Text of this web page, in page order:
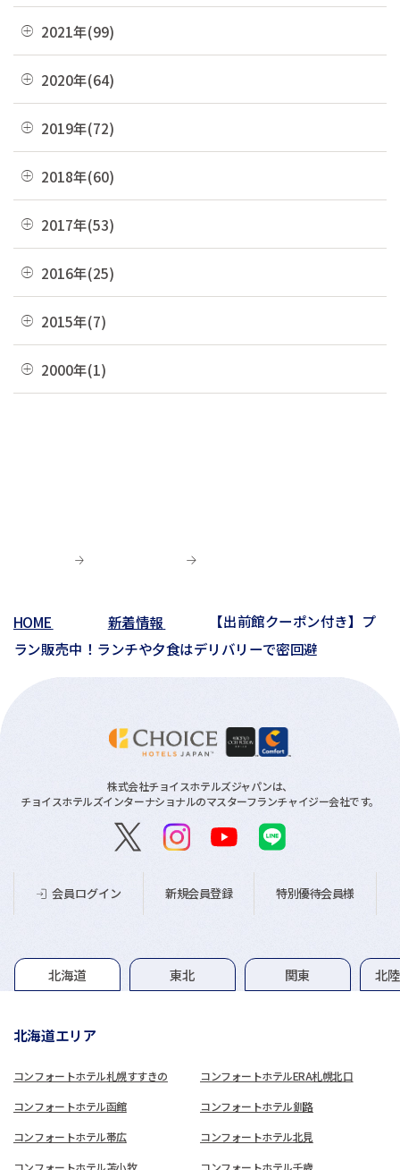
03月(36)
01月(13)
08月(4)
07月(7)
05月(6)
04月(4)
03月(7)
02月(10)
01月(4)
09月(4)
08月(6)
07月(6)
05月(9)
04月(5)
03月(8)
01月(6)
11月(3)
09月(8)
08月(4)
07月(4)
05月(10)
04月(2)
03月(8)
01月(3)
12月(8)
11月(5)
09月(8)
08月(4)
07月(10)
05月(6)
04月(2)
03月(7)
2021年(99)
12月(9)
11月(7)
09月(5)
08月(4)
07月(8)
05月(8)
04月(10)
03月(12)
2020年(64)
12月(2)
11月(8)
09月(4)
08月(4)
07月(5)
05月(7)
2019年(72)
12月(7)
11月(9)
09月(6)
08月(2)
07月(5)
01月(4)
2018年(60)
12月(7)
11月(2)
09月(4)
08月(3)
07月(7)
01月(2)
2017年(53)
12月(2)
11月(4)
09月(1)
03月(6)
01月(3)
2016年(25)
12月(2)
11月(3)
02月(1)
2015年(7)
11月(1)
06月(6)
2000年(1)
HOME 新着情報
【出前館クーポン付き】プ
ラン販売中！ランチや夕食はデリバリーで密回避
株式会社チョイスホテルズジャパンは、
チョイスホテルズインターナショナルのマスターフランチャイジー会社です。
会員ログイン 新規会員登録 特別優待会員様
グループホテル一覧
北海道 東北 関東 北
北海道エリア
コンフォートホテル札幌すすきの コンフォートホテルERA札幌北口
コンフォートホテル函館 コンフォートホテル釧路
コンフォートホテル帯広 コンフォートホテル北見
コンフォートホテル苫小牧 コンフォートホテル千歳